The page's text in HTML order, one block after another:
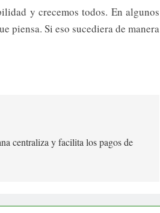
y crecemos todos. En algunos
piensa. Si eso sucediera de manera
centraliza y facilita los pagos de